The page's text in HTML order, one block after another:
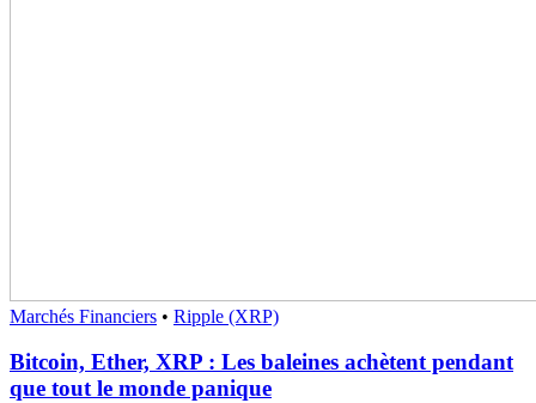
Marchés Financiers • Ripple (XRP)
Bitcoin, Ether, XRP : Les baleines achètent pendant
que tout le monde panique